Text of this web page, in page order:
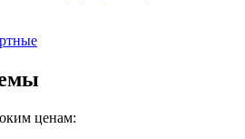
ценам: